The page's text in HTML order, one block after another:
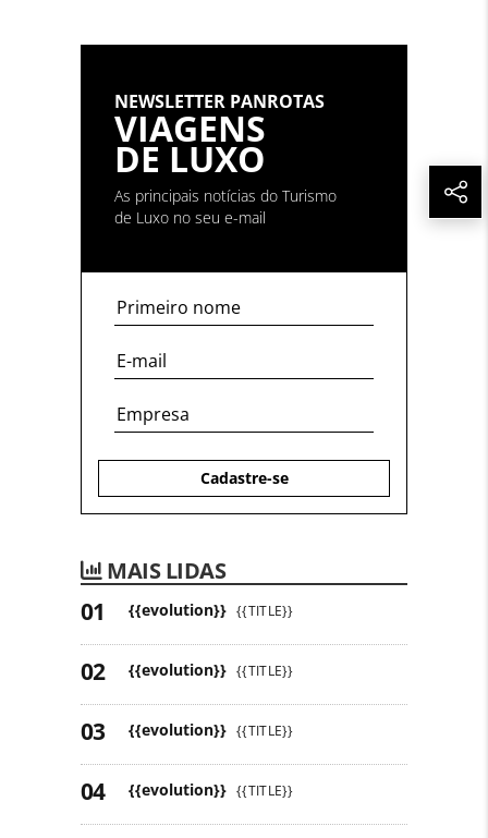
NEWSLETTER PANROTAS
VIAGENS
DE LUXO
As principais notícias do Turismo
de Luxo no seu e-mail
Cadastre-se
MAIS LIDAS
{{evolution}} {{TITLE}}
{{evolution}} {{TITLE}}
{{evolution}} {{TITLE}}
{{evolution}} {{TITLE}}